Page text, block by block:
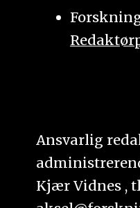
Ansvarlig
Kjær Vidnes ,